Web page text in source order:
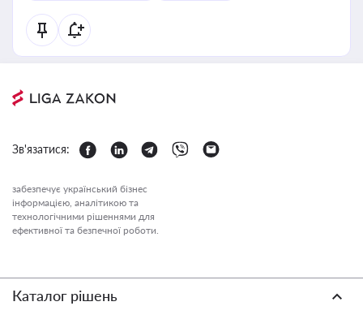
Зв'язатися:
забезпечує український бізнес
інформацією, аналітикою та
технологічними рішеннями для
ефективної та безпечної роботи.
Каталог рішень